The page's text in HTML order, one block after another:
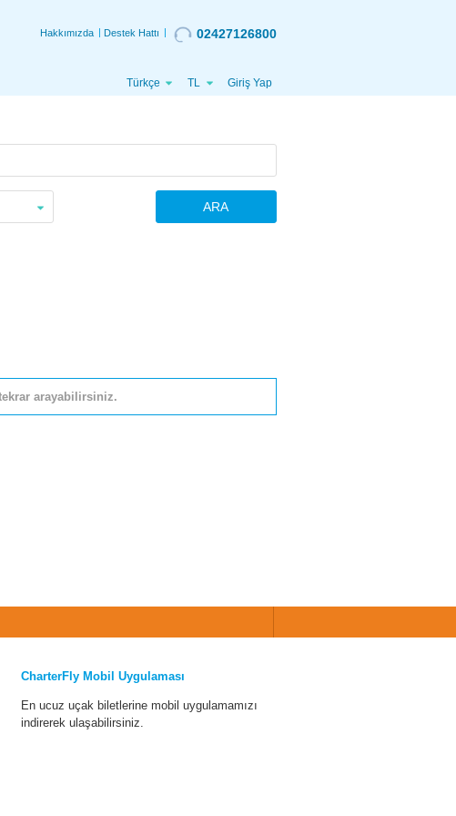
Hakkımızda Destek Hattı 02427126800
Türkçe TL Giriş Yap
ARA
arayabilirsiniz.
CharterFly Mobil Uygulaması
En ucuz uçak biletlerine mobil uygulamamızı
indirerek ulaşabilirsiniz.